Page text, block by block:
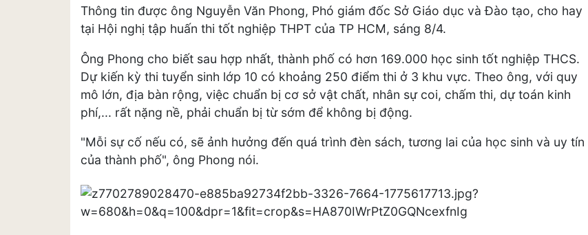
Thông tin được ông Nguyễn Văn Phong, Phó giám đốc Sở Giáo dục và Đào tạo, cho hay
tại Hội nghị tập huấn thi tốt nghiệp THPT của TP HCM, sáng 8/4.
Ông Phong cho biết sau hợp nhất, thành phố có hơn 169.000 học sinh tốt nghiệp THCS.
Dự kiến kỳ thi tuyển sinh lớp 10 có khoảng 250 điểm thi ở 3 khu vực. Theo ông, với quy
mô lớn, địa bàn rộng, việc chuẩn bị cơ sở vật chất, nhân sự coi, chấm thi, dự toán kinh
phí,... rất nặng nề, phải chuẩn bị từ sớm để không bị động.
"Mỗi sự cố nếu có, sẽ ảnh hưởng đến quá trình đèn sách, tương lai của học sinh và uy tín
của thành phố", ông Phong nói.